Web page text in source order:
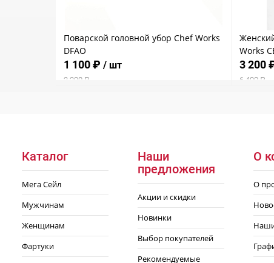
Поварской головной убор Chef Works
DFAO
1 100 ₽ / шт
2 200 ₽
Works
3 200
6 400 ₽
Каталог
Мега Сейл
Мужчинам
Женщинам
Фартуки
Наши
предложения
Акции и скидки
Новинки
Выбор покупателей
Рекомендуемые
О
О